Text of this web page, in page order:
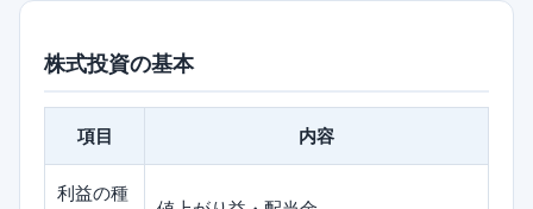
株式投資の基本
項目 内容
利益の種